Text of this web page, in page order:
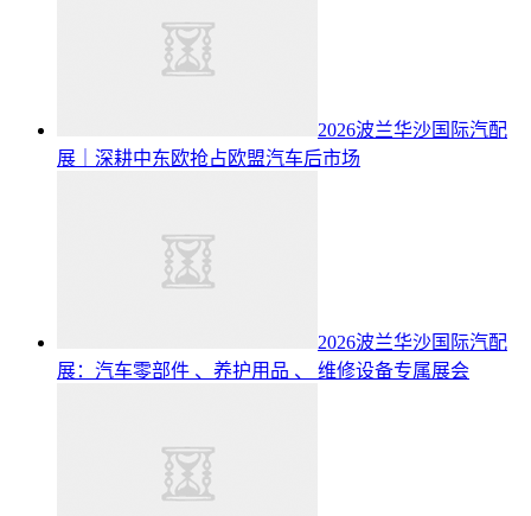
2026波兰华沙国际汽配
展｜深耕中东欧抢占欧盟汽车后市场
2026波兰华沙国际汽配
展：汽车零部件 、养护用品 、 维修设备专属展会